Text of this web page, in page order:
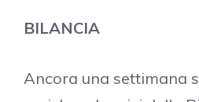
BILANCIA
Ancora una settimana